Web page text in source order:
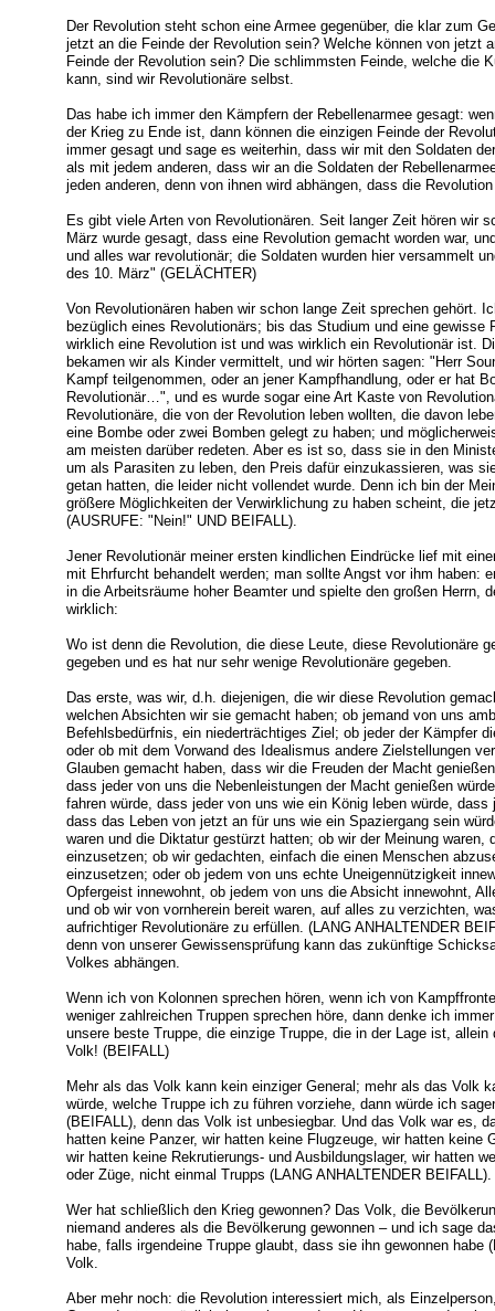
Der Revolution steht schon eine Armee gegenüber, die klar zum
jetzt an die Feinde der Revolution sein? Welche können von jetzt
Feinde der Revolution sein? Die schlimmsten Feinde, welche die
kann, sind wir Revolutionäre selbst.
Das habe ich immer den Kämpfern der Rebellenarmee gesagt:
der Krieg zu Ende ist, dann können die einzigen Feinde der
immer gesagt und sage es weiterhin, dass wir mit den Soldaten
als mit jedem anderen, dass wir an die Soldaten der
jeden anderen, denn von ihnen wird abhängen, dass die
Es gibt viele Arten von Revolutionären. Seit langer Zeit hören wir
März wurde gesagt, dass eine Revolution gemacht worden war,
und alles war revolutionär; die Soldaten wurden hier versammelt
des 10. März" (GELÄCHTER)
Von Revolutionären haben wir schon lange Zeit sprechen gehört.
bezüglich eines Revolutionärs; bis das Studium und eine gewisse
wirklich eine Revolution ist und was wirklich ein Revolutionär ist.
bekamen wir als Kinder vermittelt, und wir hörten sagen: "Herr
Kampf teilgenommen, oder an jener Kampfhandlung, oder er hat
Revolutionär…", und es wurde sogar eine Art Kaste von
Revolutionäre, die von der Revolution leben wollten, die davon
eine Bombe oder zwei Bomben gelegt zu haben; und
am meisten darüber redeten. Aber es ist so, dass sie in den
um als Parasiten zu leben, den Preis dafür einzukassieren, was
getan hatten, die leider nicht vollendet wurde. Denn ich bin der
größere Möglichkeiten der Verwirklichung zu haben scheint, die
(AUSRUFE: "Nein!" UND BEIFALL).
Jener Revolutionär meiner ersten kindlichen Eindrücke lief mit
mit Ehrfurcht behandelt werden; man sollte Angst vor ihm haben:
in die Arbeitsräume hoher Beamter und spielte den großen Herrn,
wirklich:
Wo ist denn die Revolution, die diese Leute, diese Revolutionäre
gegeben und es hat nur sehr wenige Revolutionäre gegeben.
Das erste, was wir, d.h. diejenigen, die wir diese Revolution
welchen Absichten wir sie gemacht haben; ob jemand von uns
Befehlsbedürfnis, ein niederträchtiges Ziel; ob jeder der Kämpfer
oder ob mit dem Vorwand des Idealismus andere Zielstellungen
Glauben gemacht haben, dass wir die Freuden der Macht
dass jeder von uns die Nebenleistungen der Macht genießen
fahren würde, dass jeder von uns wie ein König leben würde,
dass das Leben von jetzt an für uns wie ein Spaziergang sein
waren und die Diktatur gestürzt hatten; ob wir der Meinung
einzusetzen; ob wir gedachten, einfach die einen Menschen
einzusetzen; oder ob jedem von uns echte Uneigennützigkeit
Opfergeist innewohnt, ob jedem von uns die Absicht innewohnt,
und ob wir von vornherein bereit waren, auf alles zu verzichten,
aufrichtiger Revolutionäre zu erfüllen. (LANG ANHALTENDER
denn von unserer Gewissensprüfung kann das zukünftige
Volkes abhängen.
Wenn ich von Kolonnen sprechen hören, wenn ich von
weniger zahlreichen Truppen sprechen höre, dann denke ich
unsere beste Truppe, die einzige Truppe, die in der Lage ist,
Volk! (BEIFALL)
Mehr als das Volk kann kein einziger General; mehr als das Volk
würde, welche Truppe ich zu führen vorziehe, dann würde ich
(BEIFALL), denn das Volk ist unbesiegbar. Und das Volk war es,
hatten keine Panzer, wir hatten keine Flugzeuge, wir hatten keine
wir hatten keine Rekrutierungs- und Ausbildungslager, wir hatten
oder Züge, nicht einmal Trupps (LANG ANHALTENDER BEIFALL).
Wer hat schließlich den Krieg gewonnen? Das Volk, die
niemand anderes als die Bevölkerung gewonnen – und ich sage
habe, falls irgendeine Truppe glaubt, dass sie ihn gewonnen
Volk.
Aber mehr noch: die Revolution interessiert mich, als